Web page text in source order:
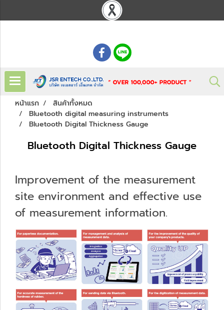
หน้าแรก
สินค้าทั้งหมด
Bluetooth digital measuring instruments
Bluetooth Digital Thickness Gauge
Bluetooth Digital Thickness Gauge
Improvement of the measurement
site environment and effective use
of measurement information.